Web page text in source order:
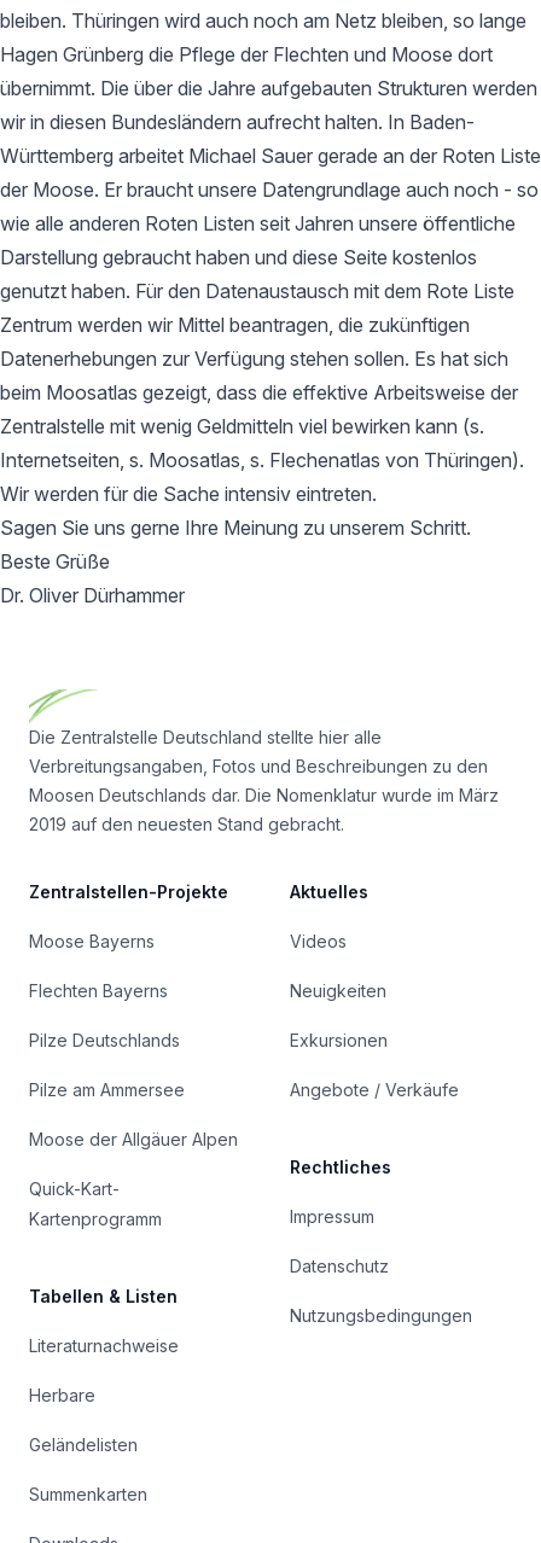
bleiben. Thüringen wird auch noch am Netz bleiben, so lange
Hagen Grünberg die Pflege der Flechten und Moose dort
übernimmt. Die über die Jahre aufgebauten Strukturen werden
wir in diesen Bundesländern aufrecht halten. In Baden-
Württemberg arbeitet Michael Sauer gerade an der Roten Liste
der Moose. Er braucht unsere Datengrundlage auch noch - so
wie alle anderen Roten Listen seit Jahren unsere öffentliche
Darstellung gebraucht haben und diese Seite kostenlos
genutzt haben. Für den Datenaustausch mit dem Rote Liste
Zentrum werden wir Mittel beantragen, die zukünftigen
Datenerhebungen zur Verfügung stehen sollen. Es hat sich
beim Moosatlas gezeigt, dass die effektive Arbeitsweise der
Zentralstelle mit wenig Geldmitteln viel bewirken kann (s.
Internetseiten, s. Moosatlas, s. Flechenatlas von Thüringen).
Wir werden für die Sache intensiv eintreten.
Sagen Sie uns gerne Ihre Meinung zu unserem Schritt.
Beste Grüße
Dr. Oliver Dürhammer
Die Zentralstelle Deutschland stellte hier alle
Verbreitungsangaben, Fotos und Beschreibungen zu den
Moosen Deutschlands dar. Die Nomenklatur wurde im März
2019 auf den neuesten Stand gebracht.
Zentralstellen-Projekte
Moose Bayerns
Flechten Bayerns
Pilze Deutschlands
Pilze am Ammersee
Moose der Allgäuer Alpen
Quick-Kart-
Kartenprogramm
Tabellen & Listen
Literaturnachweise
Herbare
Geländelisten
Summenkarten
Aktuelles
Videos
Neuigkeiten
Exkursionen
Angebote / Verkäufe
Rechtliches
Impressum
Datenschutz
Nutzungsbedingungen